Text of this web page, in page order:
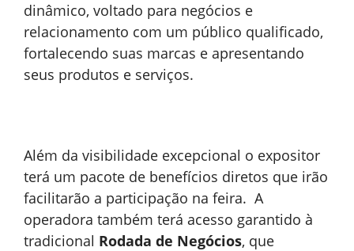
dinâmico, voltado para negócios e
relacionamento com um público qualificado,
fortalecendo suas marcas e apresentando
seus produtos e serviços.
Além da visibilidade excepcional o expositor
terá um pacote de benefícios diretos que irão
facilitarão a participação na feira. A
operadora também terá acesso garantido à
tradicional Rodada de Negócios, que